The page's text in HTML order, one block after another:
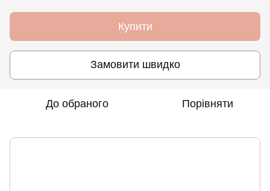
Купити
Замовити швидко
До обраного Порівняти